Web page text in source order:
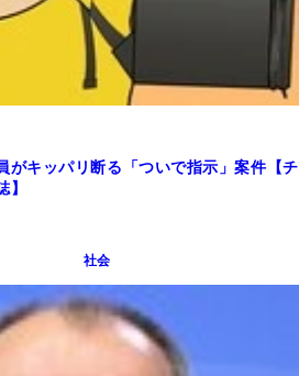
がキッパリ断る「ついで指示」案件【チ
】
社会